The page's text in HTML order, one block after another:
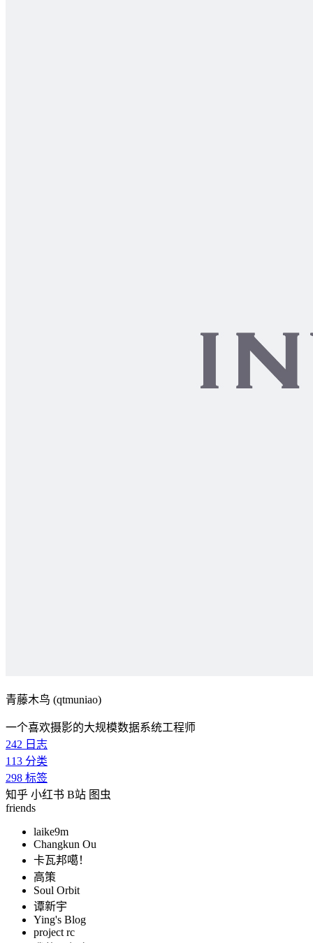
青藤木鸟 (qtmuniao)
一个喜欢摄影的大规模数据系统工程师
242 日志
113 分类
298 标签
知乎 小红书 B站 图虫
friends
laike9m
Changkun Ou
卡瓦邦噶！
高策
Soul Orbit
谭新宇
Ying's Blog
project rc